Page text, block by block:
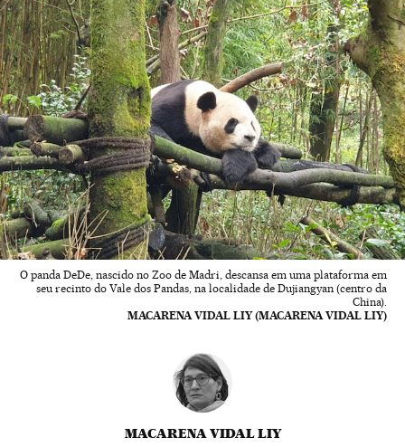
O panda DeDe, nascido no Zoo de Madri, descansa em uma plataforma em
seu recinto do Vale dos Pandas, na localidade de Dujiangyan (centro da
China).
MACARENA VIDAL LIY (MACARENA VIDAL LIY)
MACARENA VIDAL LIY